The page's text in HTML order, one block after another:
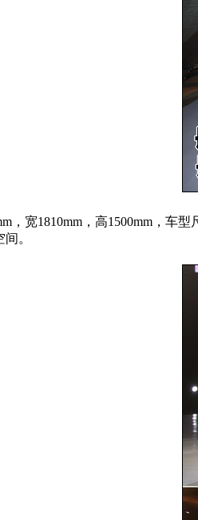
，宽1810mm，高1500mm，车
。